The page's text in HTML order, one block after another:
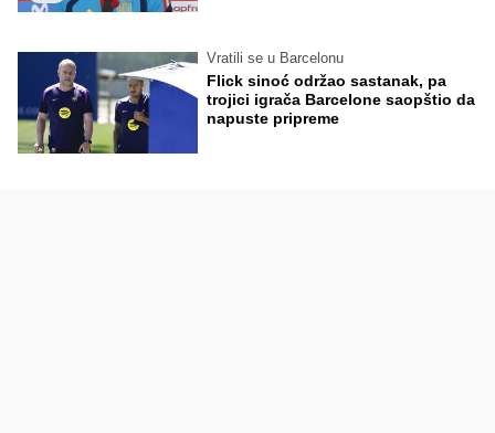
Vratili se u Barcelonu
Flick sinoć održao sastanak, pa
trojici igrača Barcelone saopštio da
napuste pripreme